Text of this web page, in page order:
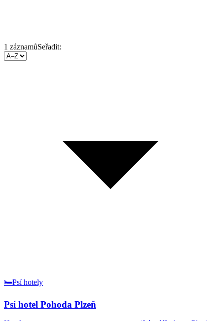
1 záznamůSeřadit:
🛏️Psí hotely
Psí hotel Pohoda Plzeň